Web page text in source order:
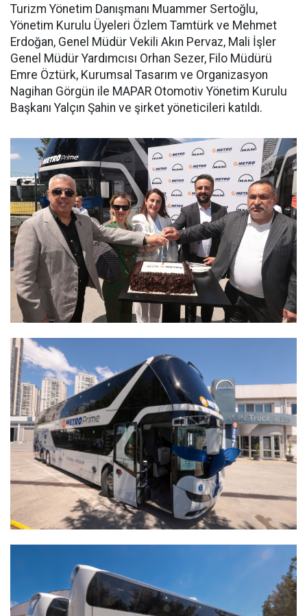
Turizm Yönetim Danışmanı Muammer Sertoğlu,
Yönetim Kurulu Üyeleri Özlem Tamtürk ve Mehmet
Erdoğan, Genel Müdür Vekili Akın Pervaz, Mali İşler
Genel Müdür Yardımcısı Orhan Sezer, Filo Müdürü
Emre Öztürk, Kurumsal Tasarım ve Organizasyon
Nagihan Görgün ile MAPAR Otomotiv Yönetim Kurulu
Başkanı Yalçın Şahin ve şirket yöneticileri katıldı.